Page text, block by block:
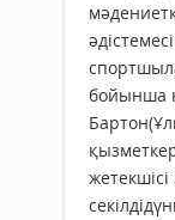
бойынша